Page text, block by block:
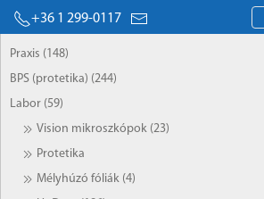
+36 1 299-0117
Praxis (148)
BPS (protetika) (244)
Labor (59)
Vision mikroszkópok (23)
Protetika
Mélyhúzó fóliák (4)